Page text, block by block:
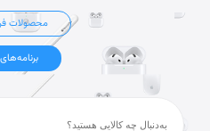
محصولات